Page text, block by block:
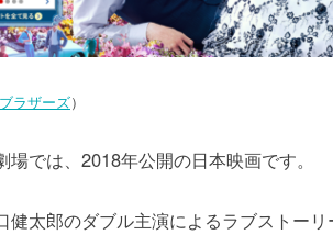
ラザーズ）
では、2018年公開の日本映画です。
健太郎のダブル主演によるラブストー